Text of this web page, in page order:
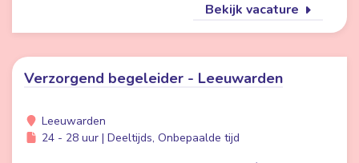
Bekijk vacature
Verzorgend begeleider - Leeuwarden
Leeuwarden
24 - 28 uur | Deeltijds, Onbepaalde tijd